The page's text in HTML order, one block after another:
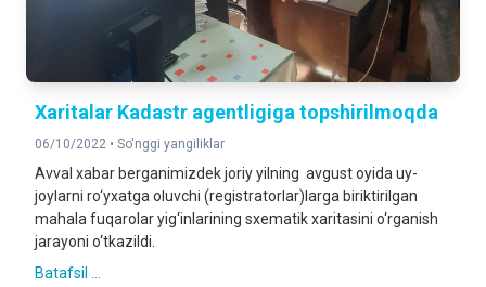
Xaritalar Kadastr agentligiga topshirilmoqda
06/10/2022 • So'nggi yangiliklar
Avval xabar berganimizdek joriy yilning avgust oyida uy-
joylarni ro‘yxatga oluvchi (registratorlar)larga biriktirilgan
mahala fuqarolar yig‘inlarining sxematik xaritasini o‘rganish
jarayoni o‘tkazildi.
Batafsil ...